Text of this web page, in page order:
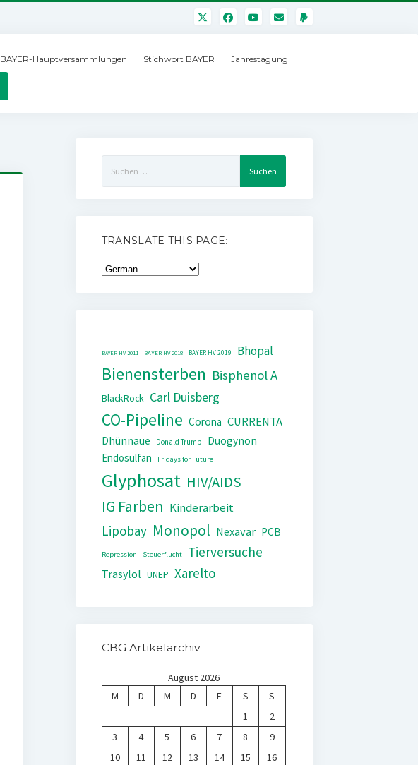
BAYER-Hauptversammlungen Stichwort BAYER Jahrestagung
nach:
TRANSLATE THIS PAGE:
BAYER HV 2011 BAYER HV 2018 BAYER HV 2019 Bhopal
Bienensterben Bisphenol A
BlackRock Carl Duisberg
CO-Pipeline Corona CURRENTA
Dhünnaue Donald Trump
Duogynon
Endosulfan
Fridays for Future
Glyphosat HIV/AIDS
IG Farben Kinderarbeit
Lipobay Monopol Nexavar PCB
Repression Steuerflucht Tierversuche
Trasylol UNEP Xarelto
CBG Artikelarchiv
August 2026
M
D M D F S
S
1
2
3
4 5 6 7 8
9
10
11 12 13 14 15
16